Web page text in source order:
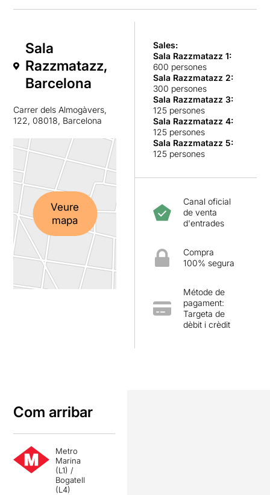
Sala
Razzmatazz,
Barcelona
Carrer dels Almogàvers,
122, 08018, Barcelona
Veure
mapa
Sales:
Sala Razzmatazz 1:
600 persones
Sala Razzmatazz 2:
300 persones
Sala Razzmatazz 3:
125 persones
Sala Razzmatazz 4:
125 persones
Sala Razzmatazz 5:
125 persones
Canal oficial
de venta
d'entrades
Compra
100% segura
Métode de
pagament:
Targeta de
dèbit i crèdit
Com arribar
Metro
Marina
(L1) /
Bogatell
(L4)